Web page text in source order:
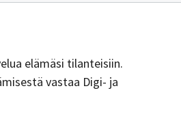
elämäsi tilanteisiin.
vastaa Digi- ja